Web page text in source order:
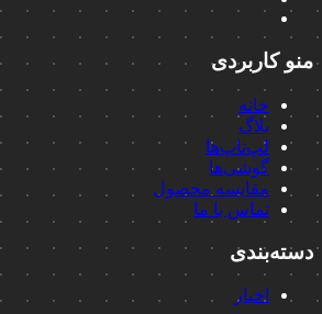
منو کاربردی
خانه
بلاگ
لپ‌تاپ‌ها
گوشی‌ها
مقایسه محصول
تماس با ما
دسته‌بندی
اخبار